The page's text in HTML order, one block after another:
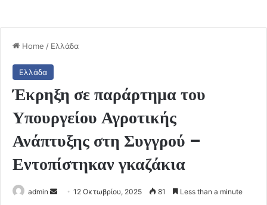
Home / Ελλάδα
Ελλάδα
Έκρηξη σε παράρτημα του
Υπουργείου Αγροτικής
Ανάπτυξης στη Συγγρού –
Εντοπίστηκαν γκαζάκια
admin
Send12 Οκτωβρίου, 2025 81 Less than a minute